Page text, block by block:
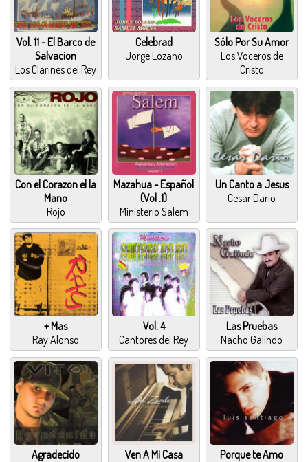
Vol. 11 - El Barco de
Salvacion
Los Clarines del Rey
Celebrad
Jorge Lozano
Sólo Por Su Amor
Los Voceros de
Cristo
Con el Corazon el la
Mano
Rojo
Mazahua - Español
(Vol .1)
Ministerio Salem
Un Canto a Jesus
Cesar Dario
+ Mas
Ray Alonso
Vol. 4
Cantores del Rey
Las Pruebas
Nacho Galindo
Agradecido
Ven A Mi Casa
Porque te Amo